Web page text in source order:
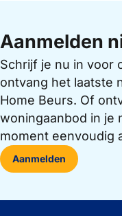
Aanmelden
Schrijf je nu in voor
ontvang het laatste
Home Beurs. Of
woningaanbod in je
moment eenvoudig
Aanmelden